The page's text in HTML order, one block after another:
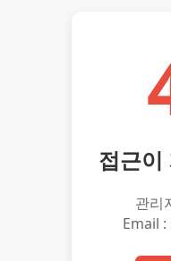
접근이
관리
Email